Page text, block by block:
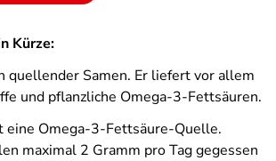
Kürze:
quellender Samen. Er liefert vor allem
und pflanzliche Omega-3-Fettsäuren.
eine Omega-3-Fettsäure-Quelle.
maximal 2 Gramm pro Tag gegessen